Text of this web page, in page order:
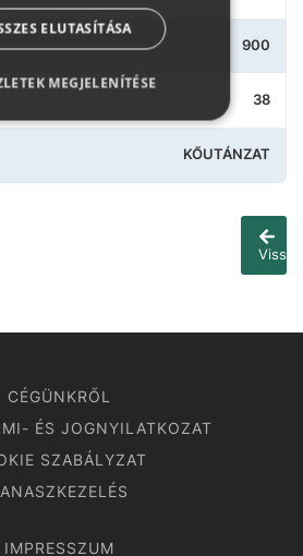
900
38
KŐUTÁNZAT
Vissza
CÉGÜNKRŐL
ÉS JOGNYILATKOZAT
SZABÁLYZAT
IMPRESSZUM
ELUTASÍTÁSA
MEGJELENÍTÉSE